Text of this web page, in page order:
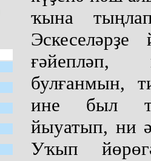
ҡына
ғәйепләп,
булғанмын,
ине был
йыуатып, ни
Уҡып